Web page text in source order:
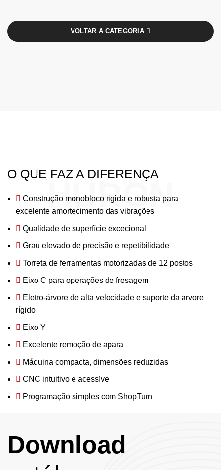
VOLTAR A CATEGORIA
HURON
O QUE FAZ A DIFERENÇA
Construção monobloco rígida e robusta para
excelente amortecimento das vibrações
Qualidade de superfície excecional
Grau elevado de precisão e repetibilidade
Torreta de ferramentas motorizadas de 12 postos
Eixo C para operações de fresagem
Eletro-árvore de alta velocidade e suporte da árvore
rígido
Eixo Y
Excelente remoção de apara
Máquina compacta, dimensões reduzidas
CNC intuitivo e acessível
Programação simples com ShopTurn
Download